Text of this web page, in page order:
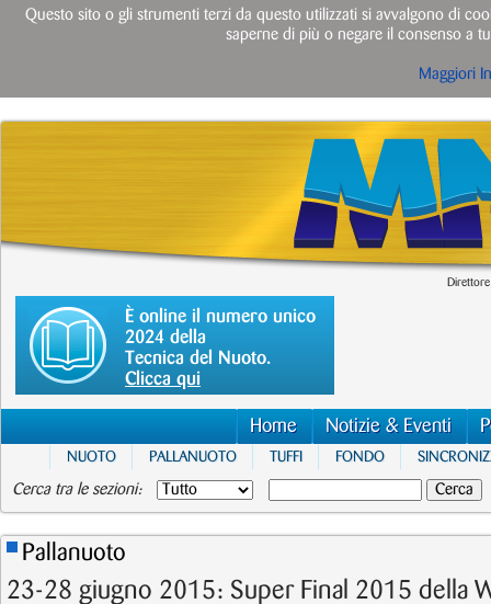
È online il numero unico
2024 della
Tecnica del Nuoto.
Clicca qui
Home Notizie & Eventi
NUOTO PALLANUOTO TUFFI FONDO
Cerca tra le sezioni:
Pallanuoto
23-28 giugno 2015: Super Final 2015 della
Questo sito o gli strumenti terzi da questo utilizzati si avvalgono di
saperne di più o negare il consenso a
Maggiori